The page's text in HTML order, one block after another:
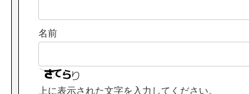
名前
上に表示された文字を入力してください。